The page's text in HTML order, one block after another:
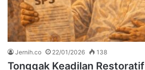
Jernih.co 22/01/2026 138
Tonggak Keadilan Restoratif